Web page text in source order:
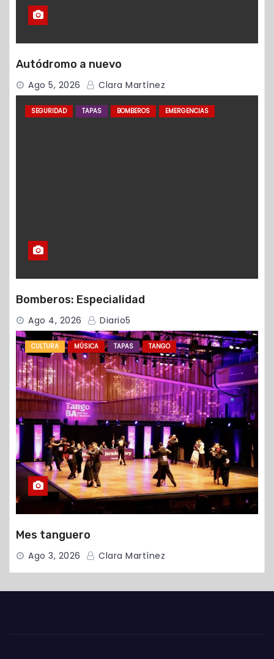
Autódromo a nuevo
Ago 5, 2026 Clara Martínez
SEGURIDAD TAPAS BOMBEROS EMERGENCIAS
Bomberos: Especialidad
Ago 4, 2026 Diario5
CULTURA MÚSICA TAPAS TANGO
Mes tanguero
Ago 3, 2026 Clara Martínez